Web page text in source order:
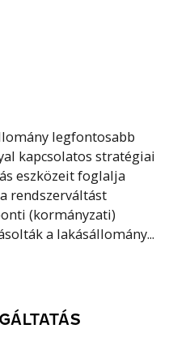
legfontosabb
kapcsolatos stratégiai
eszközeit foglalja
rendszerváltást
(kormányzati)
a lakásállomány...